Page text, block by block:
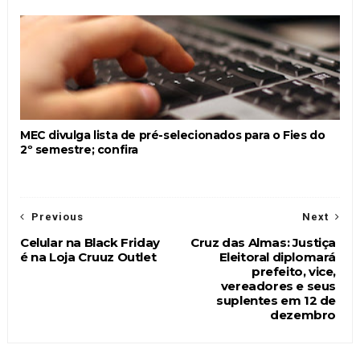
MEC divulga lista de pré-selecionados para o Fies do
2º semestre; confira
Next
Cruz das Almas: Justiça
Eleitoral diplomará
prefeito, vice,
vereadores e seus
suplentes em 12 de
dezembro
Previous
Celular na Black Friday
é na Loja Cruuz Outlet